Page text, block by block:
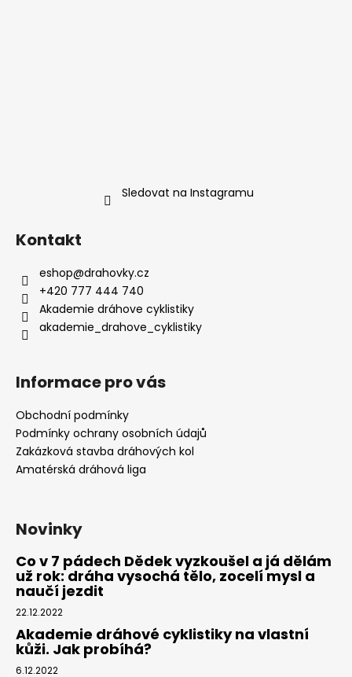
Sledovat na Instagramu
Kontakt
eshop@drahovky.cz
+420 777 444 740
Akademie dráhove cyklistiky
akademie_drahove_cyklistiky
Informace pro vás
Obchodní podmínky
Podmínky ochrany osobních údajů
Zakázková stavba dráhových kol
Amatérská dráhová liga
Novinky
Co v 7 pádech Dědek vyzkoušel a já dělám
už rok: dráha vysochá tělo, zocelí mysl a
naučí jezdit
22.12.2022
Akademie dráhové cyklistiky na vlastní
kůži. Jak probíhá?
6.12.2022